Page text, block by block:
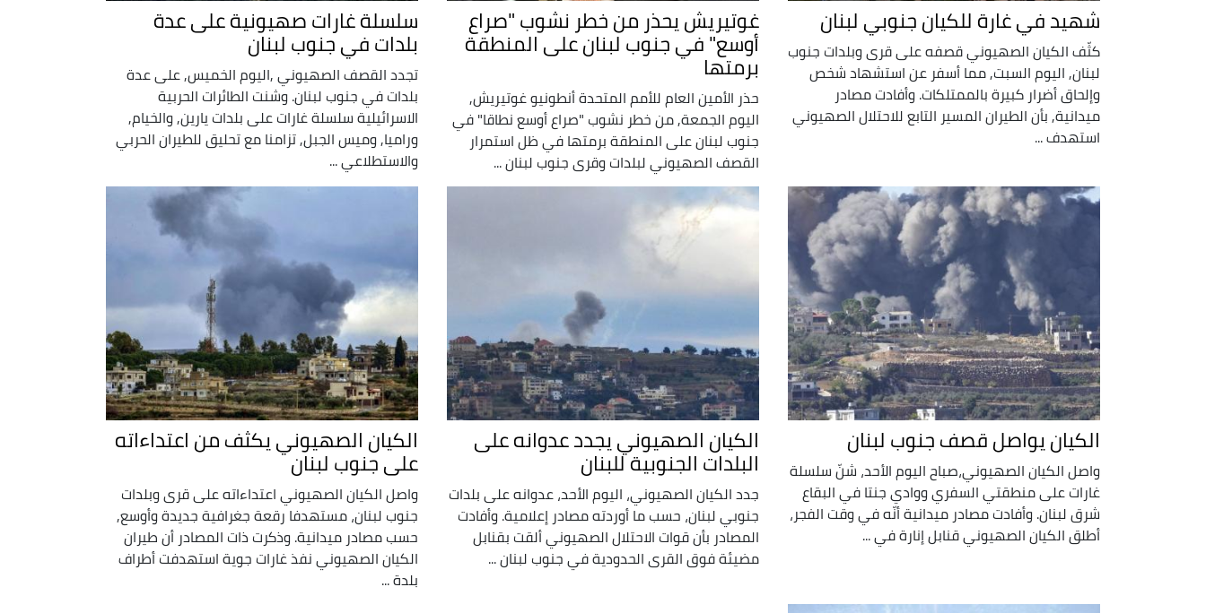
شهيد في غارة للكيان جنوبي لبنان
كثّف الكيان الصهيوني قصفه على قرى وبلدات جنوب
لبنان, اليوم السبت, مما أسفر عن استشهاد شخص
وإلحاق أضرار كبيرة بالممتلكات. وأفادت مصادر
ميدانية, بأن الطيران المسير التابع للاحتلال الصهيوني
استهدف ...
غوتيريش يحذر من خطر نشوب "صراع
أوسع" في جنوب لبنان على المنطقة
برمتها
حذر الأمين العام للأمم المتحدة أنطونيو غوتيريش,
اليوم الجمعة, من خطر نشوب "صراع أوسع نطاقا" في
جنوب لبنان على المنطقة برمتها في ظل استمرار
القصف الصهيوني لبلدات وقرى جنوب لبنان ...
سلسلة غارات صهيونية على عدة
بلدات في جنوب لبنان
تجدد القصف الصهيوني ,اليوم الخميس, على عدة
بلدات في جنوب لبنان. وشنت الطائرات الحربية
الاسرائيلية سلسلة غارات على بلدات يارين, والخيام,
وراميا, وميس الجبل, تزامنا مع تحليق للطيران الحربي
والاستطلاعي ...
الكيان يواصل قصف جنوب لبنان
واصل الكيان الصهيوني،صباح اليوم الأحد، شنّ سلسلة
غارات على منطقتي السفري ووادي جنتا في البقاع
شرق لبنان. وأفادت مصادر ميدانية أنّه في وقت الفجر،
أطلق الكيان الصهيوني قنابل إنارة في ...
الكيان الصهيوني يجدد عدوانه على
البلدات الجنوبية للبنان
جدد الكيان الصهيوني، اليوم الأحد، عدوانه على بلدات
جنوبي لبنان، حسب ما أوردته مصادر إعلامية. وأفادت
المصادر بأن قوات الاحتلال الصهيوني ألقت بقنابل
مضيئة فوق القرى الحدودية في جنوب لبنان ...
الكيان الصهيوني يكثف من اعتداءاته
على جنوب لبنان
واصل الكيان الصهيوني اعتداءاته على قرى وبلدات
جنوب لبنان، مستهدفا رقعة جغرافية جديدة وأوسع,
حسب مصادر ميدانية. وذكرت ذات المصادر أن طيران
الكيان الصهيوني نفذ غارات جوية استهدفت أطراف
بلدة ...